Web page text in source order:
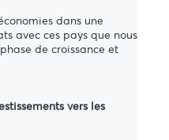
dans une
avec ces pays que nous
de croissance et
vers les